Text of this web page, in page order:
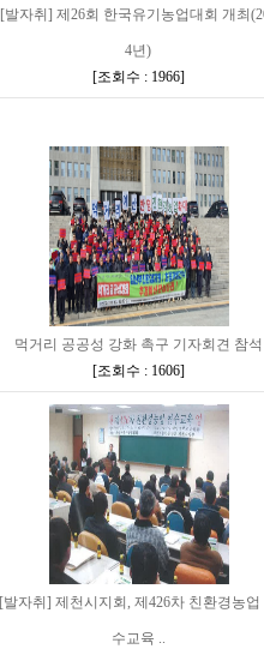
[발자취] 제26회 한국유기농업대회 개최
4년)
[조회수 : 1966]
먹거리 공공성 강화 촉구 기자회견 참석
[조회수 : 1606]
[발자취] 제천시지회, 제426차 친환경농업
수교육 ..